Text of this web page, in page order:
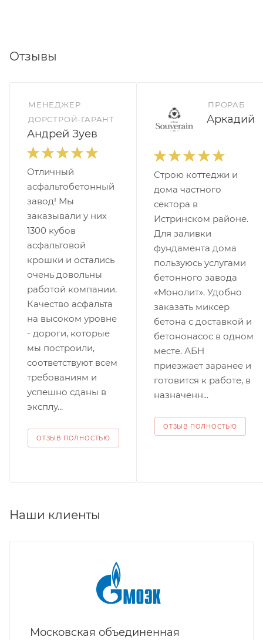
Отзывы
МЕНЕДЖЕР
ДОРСТРОЙ-ГАРАНТ
Андрей Зуев
Отличный
асфальтобетонный
завод! Мы
заказывали у них
1300 кубов
асфальтовой
крошки и остались
очень довольны
работой компании.
Качество асфальта
на высоком уровне
- дороги, которые
мы построили,
соответствуют всем
требованиям и
успешно сданы в
эксплу...
ОТЗЫВ ПОЛНОСТЬЮ
ПРОРАБ
Аркадий
Строю коттеджи и
дома частного
сектора в
Истринском районе.
Для заливки
фундамента дома
пользуюсь услугами
бетонного завода
«Монолит». Удобно
заказать миксер
бетона с доставкой и
бетононасос в одном
месте. АБН
приезжает заранее и
готовится к работе, в
назначенн...
ОТЗЫВ ПОЛНОСТЬЮ
Наши клиенты
Московская объединенная